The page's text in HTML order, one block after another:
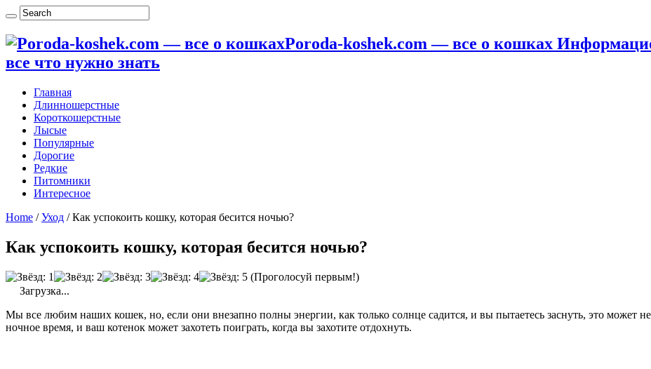
Poroda-koshek.com — все о кошках
все что нужно знать
Главная
Длинношерстные
Короткошерстные
Лысые
Популярные
Дорогие
Редкие
Питомники
Интересное
Home / Уход / Как успокоить кошку, которая бесится ночью?
Как успокоить кошку, которая бесится ночью?
(Проголосуй первым!)
Загрузка...
Мы все любим наших кошек, но, если они внезапно полны энергии, как только солнце садится, и вы пытаетесь заснуть, это может
ночное время, и ваш котенок может захотеть поиграть, когда вы захотите отдохнуть.